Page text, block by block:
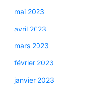
mai 2023
avril 2023
mars 2023
février 2023
janvier 2023